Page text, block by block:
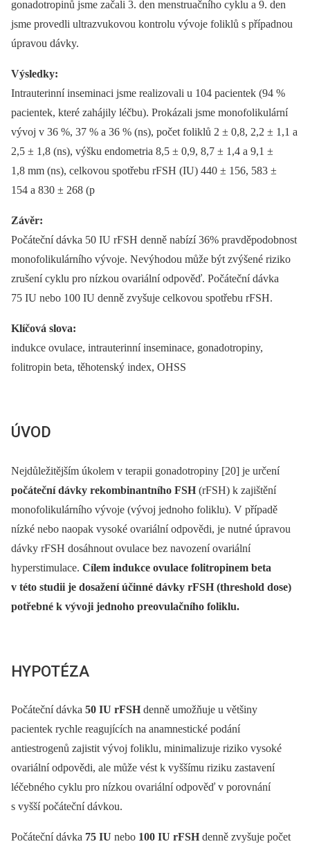
gonadotropinů jsme začali 3. den menstruačního cyklu a 9. den
jsme provedli ultrazvukovou kontrolu vývoje foliklů s případnou
úpravou dávky.
Výsledky:
Intrauterinní inseminaci jsme realizovali u 104 pacientek (94 %
pacientek, které zahájily léčbu). Prokázali jsme monofolikulární
vývoj v 36 %, 37 % a 36 % (ns), počet foliklů 2 ± 0,8, 2,2 ± 1,1 a
2,5 ± 1,8 (ns), výšku endometria 8,5 ± 0,9, 8,7 ± 1,4 a 9,1 ±
1,8 mm (ns), celkovou spotřebu rFSH (IU) 440 ± 156, 583 ±
154 a 830 ± 268 (p
Závěr:
Počáteční dávka 50 IU rFSH denně nabízí 36% pravděpodobnost
monofolikulárního vývoje. Nevýhodou může být zvýšené riziko
zrušení cyklu pro nízkou ovariální odpověď. Počáteční dávka
75 IU nebo 100 IU denně zvyšuje celkovou spotřebu rFSH.
Klíčová slova:
indukce ovulace, intrauterinní inseminace, gonadotropiny,
folitropin beta, těhotenský index, OHSS
ÚVOD
Nejdůležitějším úkolem v terapii gonadotropiny [20] je určení
počáteční dávky rekombinantního FSH (rFSH) k zajištění
monofolikulárního vývoje (vývoj jednoho foliklu). V případě
nízké nebo naopak vysoké ovariální odpovědi, je nutné úpravou
dávky rFSH dosáhnout ovulace bez navození ovariální
hyperstimulace. Cílem indukce ovulace folitropinem beta
v této studii je dosažení účinné dávky rFSH (threshold dose)
potřebné k vývoji jednoho preovulačního foliklu.
HYPOTÉZA
Počáteční dávka 50 IU rFSH denně umožňuje u většiny
pacientek rychle reagujících na anamnestické podání
antiestrogenů zajistit vývoj foliklu, minimalizuje riziko vysoké
ovariální odpovědi, ale může vést k vyššímu riziku zastavení
léčebného cyklu pro nízkou ovariální odpověď v porovnání
s vyšší počáteční dávkou.
Počáteční dávka 75 IU nebo 100 IU rFSH denně zvyšuje počet